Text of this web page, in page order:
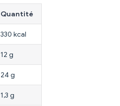
Quantité
330 kcal
12 g
24 g
1,3 g